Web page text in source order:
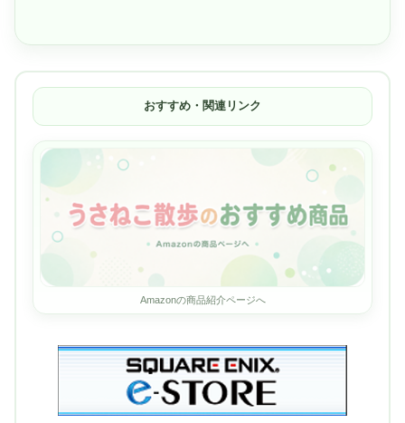
おすすめ・関連リンク
Amazonの商品紹介ページへ